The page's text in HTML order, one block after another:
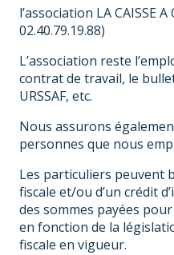
l’association LA CAISSE
02.40.79.19.88)
L’association reste
contrat de travail, le
URSSAF, etc.
Nous assurons
personnes que nous
Les particuliers peuvent
fiscale et/ou d’un crédit
des sommes payées
en fonction de la
fiscale en vigueur.